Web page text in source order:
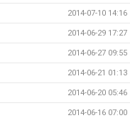
2014-07-10 14:16
2014-06-29 17:27
2014-06-27 09:55
2014-06-21 01:13
2014-06-20 05:46
2014-06-16 07:00